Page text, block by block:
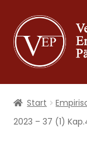
Zur
Navigation
springen
Zum
Inhalt
springen
Shop
Programm
Start
2023 – 37 (1)